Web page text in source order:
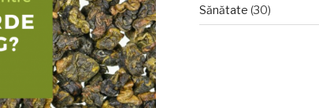
Sănătate (30)